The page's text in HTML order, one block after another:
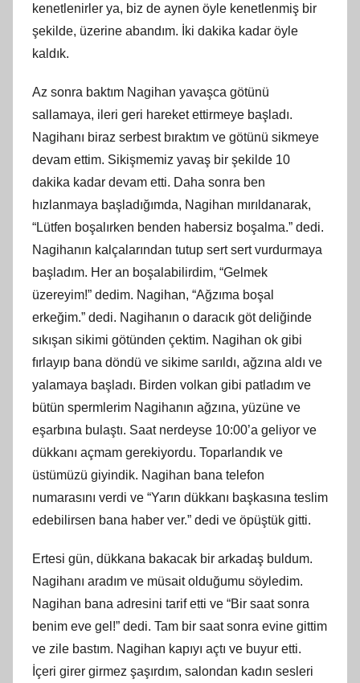
kenetlenirler ya, biz de aynen öyle kenetlenmiş bir
şekilde, üzerine abandım. İki dakika kadar öyle
kaldık.
Az sonra baktım Nagihan yavaşca götünü
sallamaya, ileri geri hareket ettirmeye başladı.
Nagihanı biraz serbest bıraktım ve götünü sikmeye
devam ettim. Sikişmemiz yavaş bir şekilde 10
dakika kadar devam etti. Daha sonra ben
hızlanmaya başladığımda, Nagihan mırıldanarak,
“Lütfen boşalırken benden habersiz boşalma.” dedi.
Nagihanın kalçalarından tutup sert sert vurdurmaya
başladım. Her an boşalabilirdim, “Gelmek
üzereyim!” dedim. Nagihan, “Ağzıma boşal
erkeğim.” dedi. Nagihanın o daracık göt deliğinde
sıkışan sikimi götünden çektim. Nagihan ok gibi
fırlayıp bana döndü ve sikime sarıldı, ağzına aldı ve
yalamaya başladı. Birden volkan gibi patladım ve
bütün spermlerim Nagihanın ağzına, yüzüne ve
eşarbına bulaştı. Saat nerdeyse 10:00’a geliyor ve
dükkanı açmam gerekiyordu. Toparlandık ve
üstümüzü giyindik. Nagihan bana telefon
numarasını verdi ve “Yarın dükkanı başkasına teslim
edebilirsen bana haber ver.” dedi ve öpüştük gitti.
Ertesi gün, dükkana bakacak bir arkadaş buldum.
Nagihanı aradım ve müsait olduğumu söyledim.
Nagihan bana adresini tarif etti ve “Bir saat sonra
benim eve gel!” dedi. Tam bir saat sonra evine gittim
ve zile bastım. Nagihan kapıyı açtı ve buyur etti.
İçeri girer girmez şaşırdım, salondan kadın sesleri